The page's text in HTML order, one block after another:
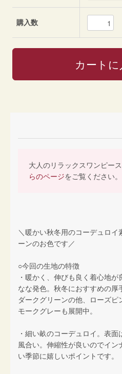
購入数
大人のリラックスワンピー
らのページをご覧ください。
＼暖かい秋冬用のコーデュロイ
ーンのお色です／
○今回の生地の特徴
・暖かく、伸びも良く着心地
なな発色。秋冬におすすめの厚
ダークグリーンの他、ローズピ
モークグレーも展開中。
・細い畝のコーデュロイ。表
風合い。伸縮性が良いのでイン
い季節に嬉しいポイントです。